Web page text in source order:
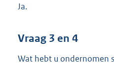
Ja.
Vraag 3 en 4
Wat hebt u ondernomen